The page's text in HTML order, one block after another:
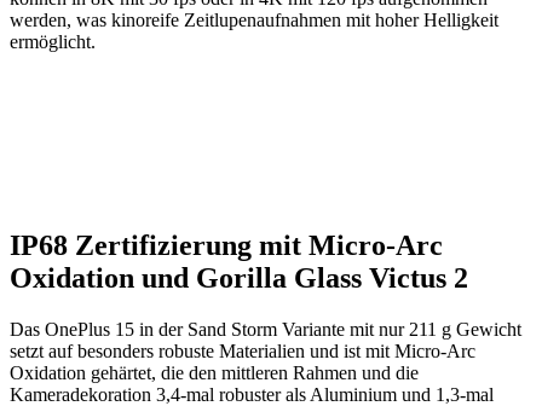
werden, was kinoreife Zeitlupenaufnahmen mit hoher Helligkeit
ermöglicht.
IP68 Zertifizierung mit Micro-Arc
Oxidation und Gorilla Glass Victus 2
Das OnePlus 15 in der Sand Storm Variante mit nur 211 g Gewicht
setzt auf besonders robuste Materialien und ist mit Micro-Arc
Oxidation gehärtet, die den mittleren Rahmen und die
Kameradekoration 3,4-mal robuster als Aluminium und 1,3-mal